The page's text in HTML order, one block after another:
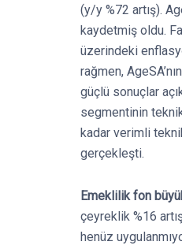
(y/y %72 artış).
kaydetmiş oldu.
üzerindeki
rağmen,
güçlü sonuçlar
segmentinin
kadar verimli
gerçekleşti.
Emeklilik fon
çeyreklik %16
henüz